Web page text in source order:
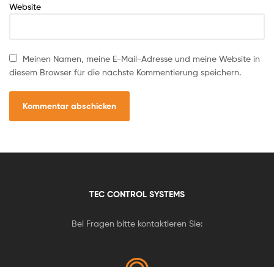
Website
Meinen Namen, meine E-Mail-Adresse und meine Website in
diesem Browser für die nächste Kommentierung speichern.
TEC CONTROL SYSTEMS
Bei Fragen bitte kontaktieren Sie: